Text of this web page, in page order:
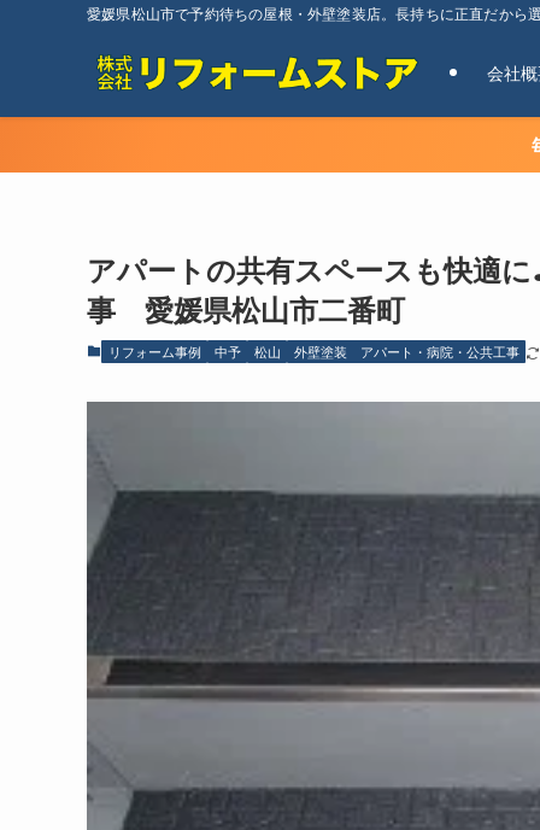
愛媛県松山市で予約待ちの屋根・外壁塗装店。長持ちに正直だから
会社
アパートの共有スペースも快適
事 愛媛県松山市二番町
リフォーム事例 中予 松山 外壁塗装 アパート・病院・公共工事